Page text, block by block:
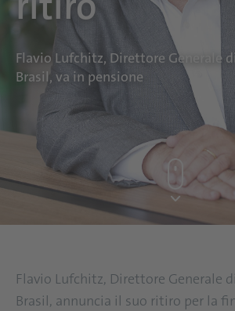
Flavio Lufchitz, Direttore Generale
Brasil, va in pensione
Flavio Lufchitz, Direttore Generale
Brasil, annuncia il suo ritiro per la